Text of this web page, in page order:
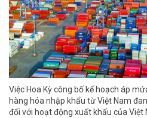
Việc Hoa Kỳ công bố kế hoạch áp
hàng hóa nhập khẩu từ Việt Nam
đối với hoạt động xuất khẩu của